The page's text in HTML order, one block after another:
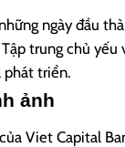
ngày đầu
trung chủ yếu
phát triển.
ảnh
Viet Capital